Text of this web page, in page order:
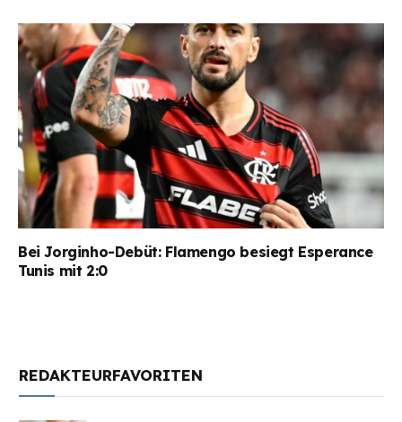
Bei Jorginho-Debüt: Flamengo besiegt Esperance
Tunis mit 2:0
REDAKTEURFAVORITEN